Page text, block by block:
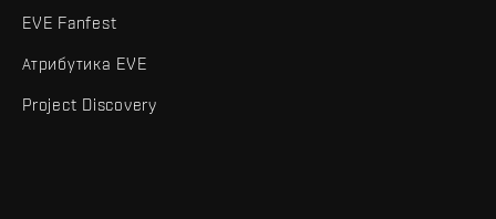
EVE Fanfest
Атрибутика EVE
Project Discovery